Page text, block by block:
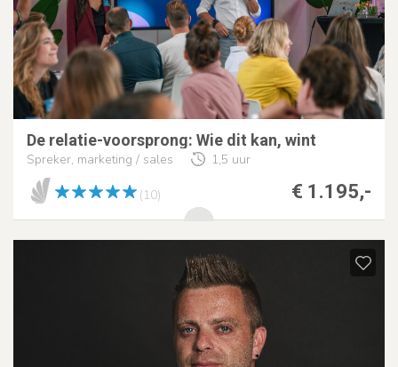
De relatie-voorsprong: Wie dit kan, wint
Spreker, marketing / sales 1,5 uur
€ 1.195,-
(10)